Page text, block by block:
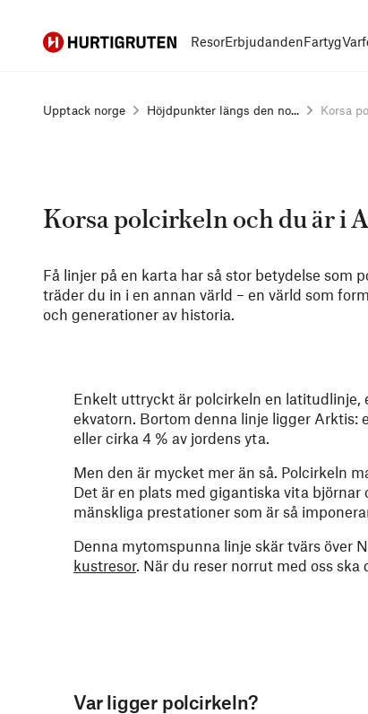
Hurtigruten ResorErbjudandenFartyg
Upptack norge Höjdpunkter längs den no... Korsa
Korsa polcirkeln och du är i
Få linjer på en karta har så stor betydelse som
träder du in i en annan värld – en värld som
och generationer av historia.
Enkelt uttryckt är polcirkeln en latitudlinje,
ekvatorn. Bortom denna linje ligger Arktis:
eller cirka 4 % av jordens yta.
Men den är mycket mer än så. Polcirkeln
Det är en plats med gigantiska vita
mänskliga prestationer som är så
Denna mytomspunna linje skär tvärs över
kustresor. När du reser norrut med oss
Var ligger polcirkeln?